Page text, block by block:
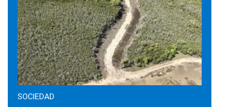
SOCIEDAD